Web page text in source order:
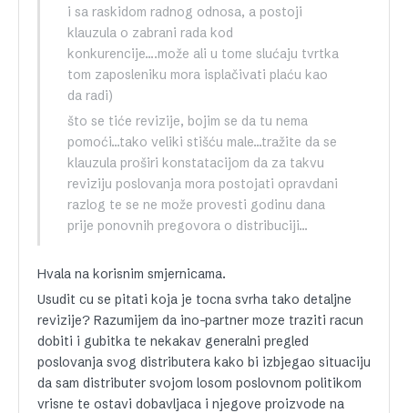
i sa raskidom radnog odnosa, a postoji
klauzula o zabrani rada kod
konkurencije….može ali u tome slućaju tvrtka
tom zaposleniku mora isplačivati plaću kao
da radi)
što se tiće revizije, bojim se da tu nema
pomoći…tako veliki stišću male…tražite da se
klauzula proširi konstatacijom da za takvu
reviziju poslovanja mora postojati opravdani
razlog te se ne može provesti godinu dana
prije ponovnih pregovora o distribuciji…
Hvala na korisnim smjernicama.
Usudit cu se pitati koja je tocna svrha tako detaljne
revizije? Razumijem da ino-partner moze traziti racun
dobiti i gubitka te nekakav generalni pregled
poslovanja svog distributera kako bi izbjegao situaciju
da sam distributer svojom losom poslovnom politikom
vrisne te ostavi dobavljaca i njegove proizvode na